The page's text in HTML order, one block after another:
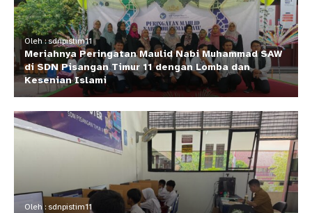
Oleh : sdnpistim11
Meriahnya Peringatan Maulid Nabi Muhammad SAW
di SDN Pisangan Timur 11 dengan Lomba dan
Kesenian Islami
Oleh : sdnpistim11